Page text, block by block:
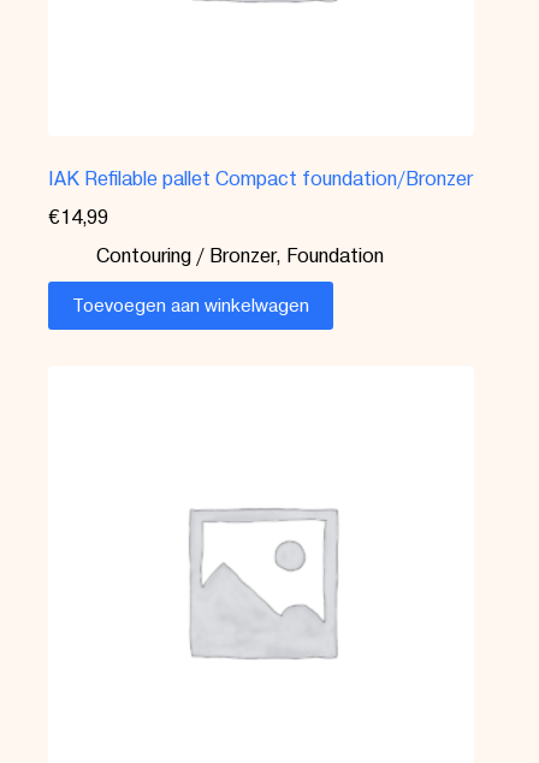
IAK Refilable pallet Compact foundation/Bronzer
€14,99
Contouring / Bronzer, Foundation
Toevoegen aan winkelwagen